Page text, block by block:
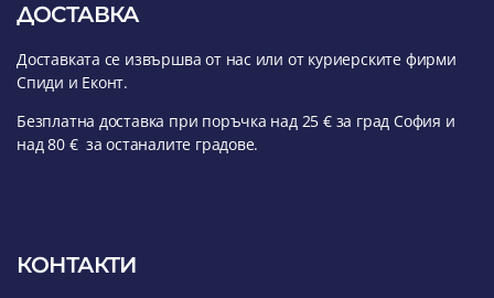
ДОСТАВКА
Доставката се извършва от нас или от куриерските фирми
Спиди и Еконт.
Безплатна доставка при поръчка над 25 € за град София и
над 80 € за останалите градове.
КОНТАКТИ